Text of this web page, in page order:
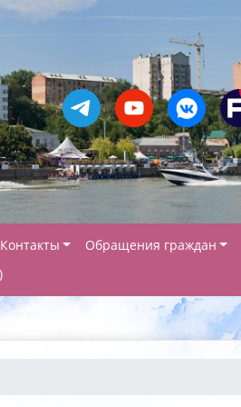
Контакты
Обращения граждан